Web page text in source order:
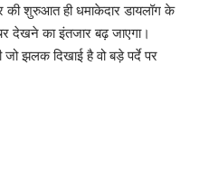
की शुरुआत ही धमाकेदार डायलॉग के
देखने का इंतजार बढ़ जाएगा।
झलक दिखाई है वो बड़े पर्दे पर